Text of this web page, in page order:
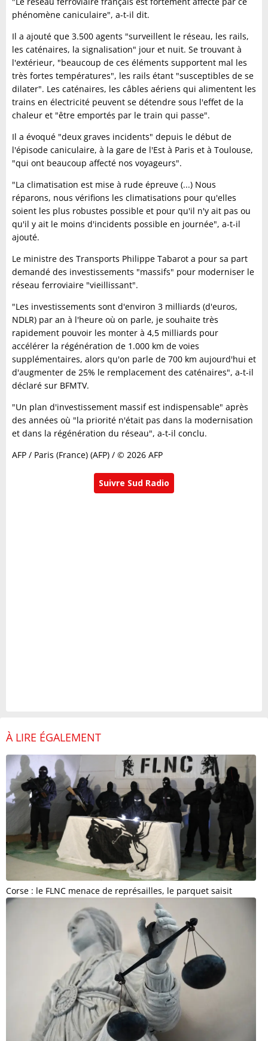
phénomène caniculaire", a-t-il dit.
Il a ajouté que 3.500 agents "surveillent le réseau, les rails,
les caténaires, la signalisation" jour et nuit. Se trouvant à
l'extérieur, "beaucoup de ces éléments supportent mal les
très fortes températures", les rails étant "susceptibles de se
dilater". Les caténaires, les câbles aériens qui alimentent les
trains en électricité peuvent se détendre sous l'effet de la
chaleur et "être emportés par le train qui passe".
Il a évoqué "deux graves incidents" depuis le début de
l'épisode caniculaire, à la gare de l'Est à Paris et à Toulouse,
"qui ont beaucoup affecté nos voyageurs".
"La climatisation est mise à rude épreuve (...) Nous
réparons, nous vérifions les climatisations pour qu'elles
soient les plus robustes possible et pour qu'il n'y ait pas ou
qu'il y ait le moins d'incidents possible en journée", a-t-il
ajouté.
Le ministre des Transports Philippe Tabarot a pour sa part
demandé des investissements "massifs" pour moderniser le
réseau ferroviaire "vieillissant".
"Les investissements sont d'environ 3 milliards (d'euros,
NDLR) par an à l'heure où on parle, je souhaite très
rapidement pouvoir les monter à 4,5 milliards pour
accélérer la régénération de 1.000 km de voies
supplémentaires, alors qu'on parle de 700 km aujourd'hui et
d'augmenter de 25% le remplacement des caténaires", a-t-il
déclaré sur BFMTV.
"Un plan d'investissement massif est indispensable" après
des années où "la priorité n'était pas dans la modernisation
et dans la régénération du réseau", a-t-il conclu.
AFP / Paris (France) (AFP) / © 2026 AFP
Suivre Sud Radio
À LIRE ÉGALEMENT
Corse : le FLNC menace de représailles, le parquet saisit